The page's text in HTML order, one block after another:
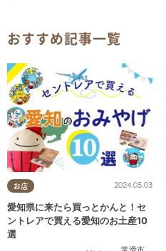
おすすめ記事一覧
お店 2024.05.03
愛知県に来たら買っとかんと！セ
ントレアで買える愛知のお土産10
選